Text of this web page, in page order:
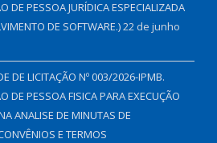
DE PESSOA JURÍDICA ESPECIALIZADA
DE SOFTWARE.)22 de junho
DE LICITAÇÃO Nº 003/2026-IPMB.
DE PESSOA FISICA PARA EXECUÇÃO
ANALISE DE MINUTAS DE
E TERMOS